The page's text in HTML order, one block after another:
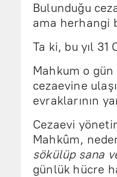
Bulunduğu
ama herhangi
Ta ki, bu yıl
Mahkum o
cezaevine
evraklarının
Cezaevi
Mahkûm,
sökülüp sana
günlük hücre